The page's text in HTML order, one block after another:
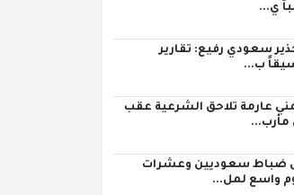
ي...
سعودي رفيع: تقارير
ب...
عارمة تلاحق الشرعية عقب
مأرب...
ضباط سعوديين وعشرات
واسع لمل...